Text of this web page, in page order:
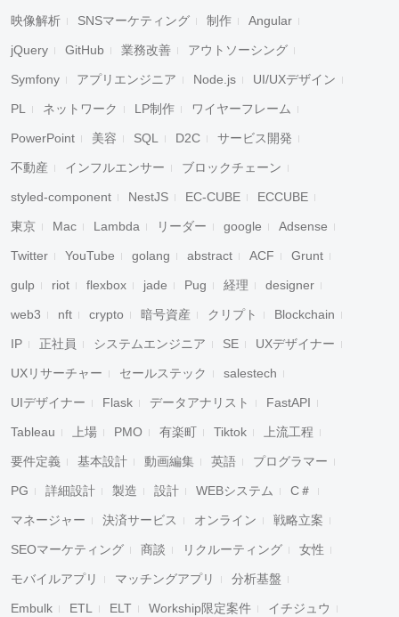
映像解析 SNSマーケティング 制作 Angular
jQuery GitHub 業務改善 アウトソーシング
Symfony アプリエンジニア Node.js UI/UXデザイン
PL ネットワーク LP制作 ワイヤーフレーム
PowerPoint 美容 SQL D2C サービス開発
不動産 インフルエンサー ブロックチェーン
styled-component NestJS EC-CUBE ECCUBE
東京 Mac Lambda リーダー google Adsense
Twitter YouTube golang abstract ACF Grunt
gulp riot flexbox jade Pug 経理 designer
web3 nft crypto 暗号資産 クリプト Blockchain
IP 正社員 システムエンジニア SE UXデザイナー
UXリサーチャー セールステック salestech
UIデザイナー Flask データアナリスト FastAPI
Tableau 上場 PMO 有楽町 Tiktok 上流工程
要件定義 基本設計 動画編集 英語 プログラマー
PG 詳細設計 製造 設計 WEBシステム C＃
マネージャー 決済サービス オンライン 戦略立案
SEOマーケティング 商談 リクルーティング 女性
モバイルアプリ マッチングアプリ 分析基盤
Embulk ETL ELT Workship限定案件 イチジュウ